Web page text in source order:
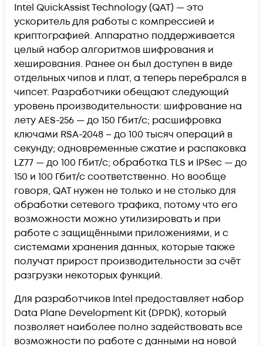
Intel QuickAssist Technology (QAT) — это
ускоритель для работы с компрессией и
криптографией. Аппаратно поддерживается
целый набор алгоритмов шифрования и
хеширования. Ранее он был доступен в виде
отдельных чипов и плат, а теперь перебрался в
чипсет. Разработчики обещают следующий
уровень производительности: шифрование на
лету AES-256 — до 150 Гбит/с; расшифровка
ключами RSA-2048 – до 100 тысяч операций в
секунду; одновременные сжатие и распаковка
LZ77 — до 100 Гбит/с; обработка TLS и IPSec — до
150 и 100 Гбит/с соответственно. Но вообще
говоря, QAT нужен не только и не столько для
обработки сетевого трафика, потому что его
возможности можно утилизировать и при
работе с защищёнными приложениями, и с
системами хранения данных, которые также
получат прирост производительности за счёт
разгрузки некоторых функций.
Для разработчиков Intel предоставляет набор
Data Plane Development Kit (DPDK), который
позволяет наиболее полно задействовать все
возможности по работе с данными на новой